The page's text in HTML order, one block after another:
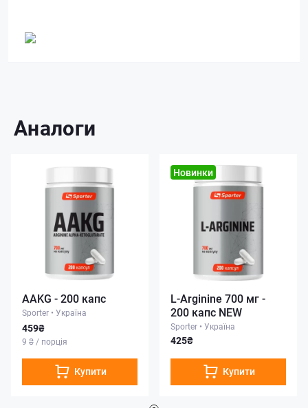
Аналоги
AAKG - 200 капс
Sporter • Україна
459₴
9 ₴ / порція
Купити
Новинки
L-Arginine 700 мг -
200 капс NEW
Sporter • Україна
425₴
Купити